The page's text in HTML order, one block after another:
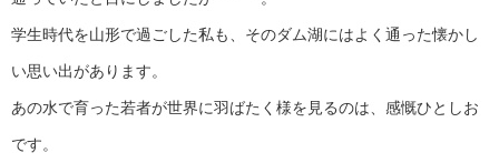
学生時代を山形で過ごした私も、そのダム湖にはよく通った懐かし
い思い出があります。
あの水で育った若者が世界に羽ばたく様を見るのは、感慨ひとしお
です。